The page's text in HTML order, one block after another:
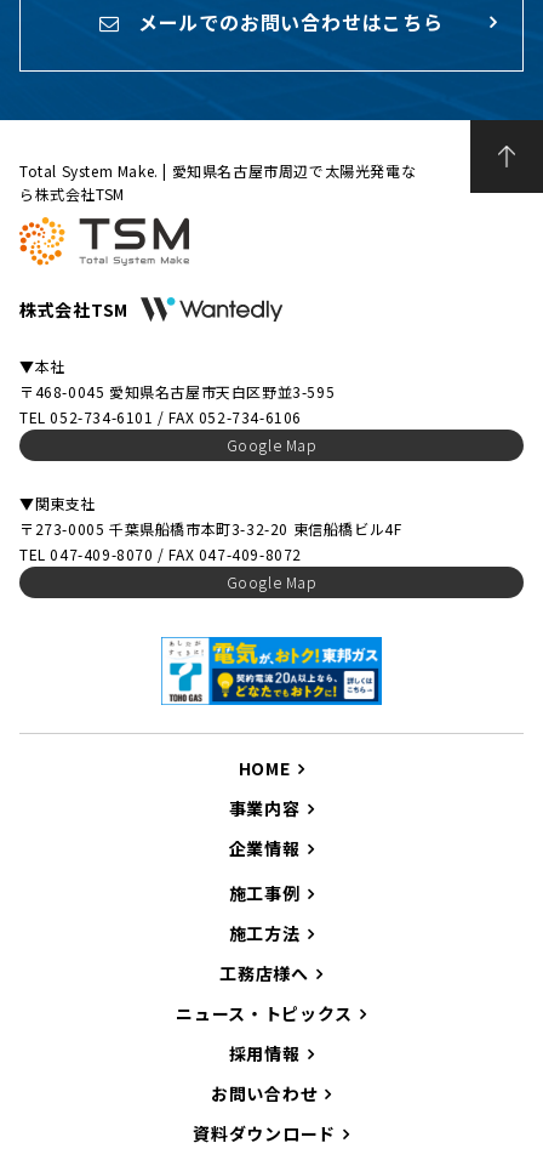
メールでのお問い合わせはこちら
Total System Make. | 愛知県名古屋市周辺で太陽光発電な
ら株式会社TSM
株式会社TSM
▼本社
〒468-0045 愛知県名古屋市天白区野並3-595
TEL 052-734-6101 / FAX 052-734-6106
Google Map
▼関東支社
〒273-0005 千葉県船橋市本町3-32-20 東信船橋ビル4F
TEL 047-409-8070 / FAX 047-409-8072
Google Map
HOME
事業内容
企業情報
施工事例
施工方法
工務店様へ
ニュース・トピックス
採用情報
お問い合わせ
資料ダウンロード